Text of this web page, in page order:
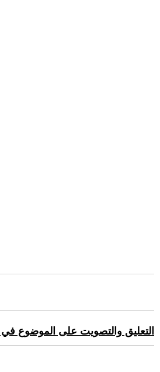
التعليق والتصويت على الموضوع في